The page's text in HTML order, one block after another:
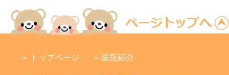
トップページ 医院紹介